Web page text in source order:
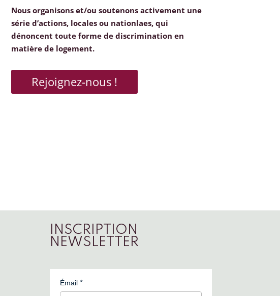
Nous organisons et/ou soutenons activement une
série d’actions, locales ou nationlaes, qui
dénoncent toute forme de discrimination en
matière de logement.
Rejoignez-nous !
INSCRIPTION
NEWSLETTER
Émail